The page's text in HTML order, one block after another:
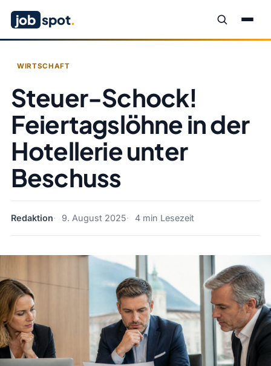
job spot.
WIRTSCHAFT
Steuer-Schock!
Feiertagslöhne in der
Hotellerie unter
Beschuss
Redaktion 9. August 2025 4 min Lesezeit